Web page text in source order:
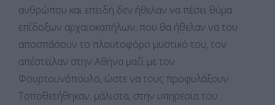
ανθρώπου και επειδή δεν ήθελαν να πέσει θύμα
επίδοξων αρχαιοκαπήλων, που θα ήθελαν να του
αποσπάσουν το πλουτοφόρο μυστικό του, τον
απέστειλαν στην Αθήνα μαζί με τον
Φουρτουνόπουλο, ώστε να τους προφυλάξουν.
Τοποθετήθηκαν, μάλιστα, στην υπηρεσία του